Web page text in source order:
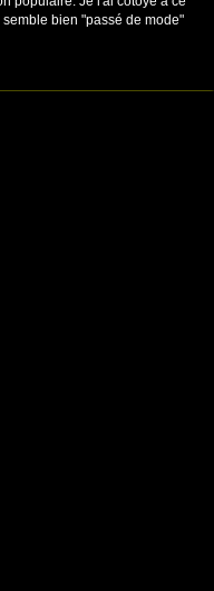
bien "passé de mode"